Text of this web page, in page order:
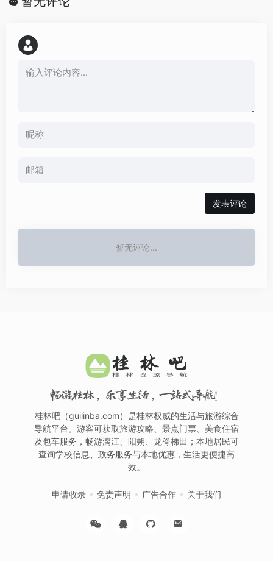
发表评论
暂无评论...
畅游桂林，乐享生活，一站式导航！
桂林吧（guilinba.com）是桂林权威的生活与旅游综合
导航平台。游客可获取旅游攻略、景点门票、美食住宿
及包车服务，畅游漓江、阳朔、龙脊梯田；本地居民可
查询学校信息、政务服务与本地优惠，生活更便捷高
效。
申请收录 免责声明 广告合作 关于我们